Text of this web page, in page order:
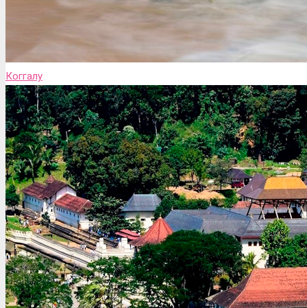
Коггалу